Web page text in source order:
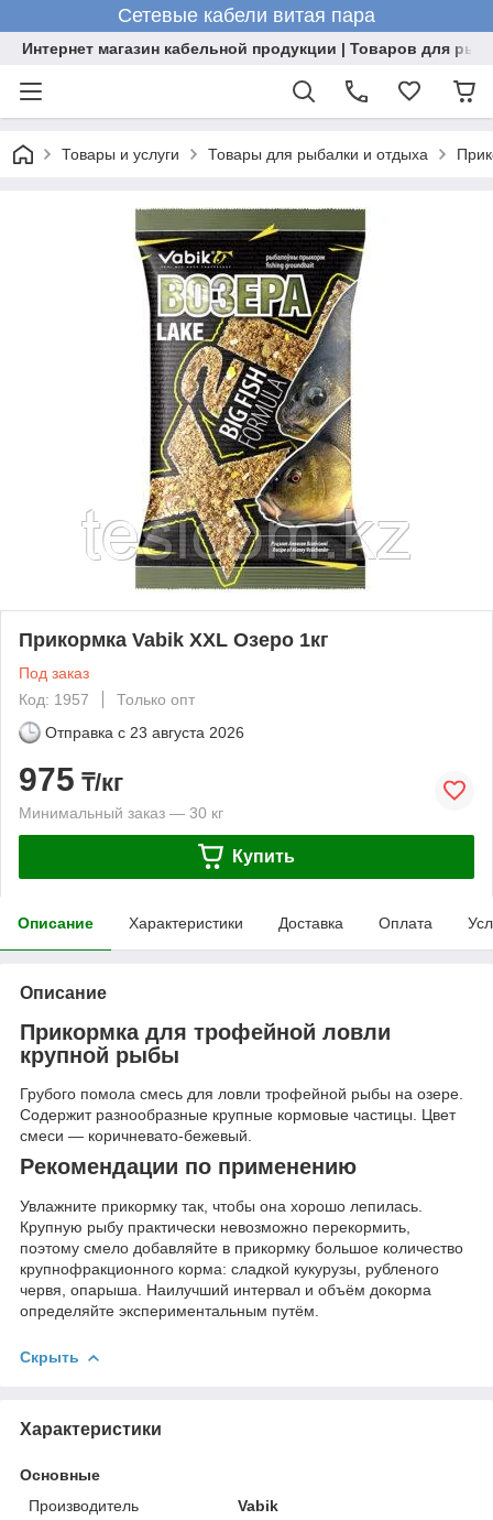
Сетевые кабели витая пара
Интернет магазин кабельной продукции | Товаров для
Товары и услуги Товары для рыбалки и отдыха
Прикормка Vabik XXL Озеро 1кг
Под заказ
Код: 1957
Только опт
Отправка с 23 августа 2026
975 ₸/кг
Минимальный заказ — 30 кг
Купить
Описание Характеристики Доставка Оплата
Описание
Прикормка для трофейной ловли
крупной рыбы
Грубого помола смесь для ловли трофейной рыбы на озере.
Содержит разнообразные крупные кормовые частицы. Цвет
смеси — коричневато-бежевый.
Рекомендации по применению
Увлажните прикормку так, чтобы она хорошо лепилась.
Крупную рыбу практически невозможно перекормить,
поэтому смело добавляйте в прикормку большое количество
крупнофракционного корма: сладкой кукурузы, рубленого
червя, опарыша. Наилучший интервал и объём докорма
определяйте экспериментальным путём.
Скрыть
Характеристики
Основные
Производитель
Vabik